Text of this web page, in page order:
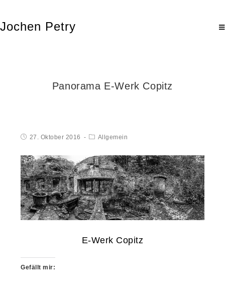
Jochen Petry
Panorama E-Werk Copitz
27. Oktober 2016 Allgemein
E-Werk Copitz
Gefällt mir: